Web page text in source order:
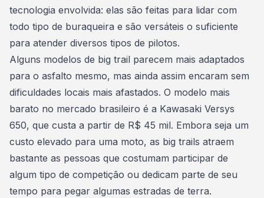
tecnologia envolvida: elas são feitas para lidar com
todo tipo de buraqueira e são versáteis o suficiente
para atender diversos tipos de pilotos.
Alguns modelos de big trail parecem mais adaptados
para o asfalto mesmo, mas ainda assim encaram sem
dificuldades locais mais afastados. O modelo mais
barato no mercado brasileiro é a Kawasaki Versys
650, que custa a partir de R$ 45 mil. Embora seja um
custo elevado para uma moto, as big trails atraem
bastante as pessoas que costumam participar de
algum tipo de competição ou dedicam parte de seu
tempo para pegar algumas estradas de terra.